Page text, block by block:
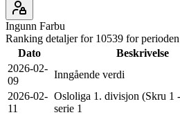
Ingunn Farbu
Ranking detaljer for 10539 for
Dato
Beskrivelse
2026-02-
09
Inngående verdi
2026-02-
11
Osloliga 1. divisjon (Skru 1
serie 1